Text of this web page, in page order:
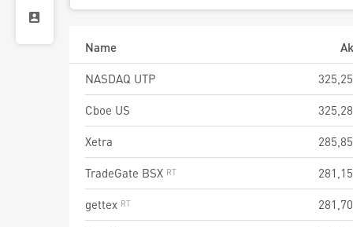
Name
NASDAQ UTP
325,25
Cboe US
325,28
Xetra
285,85
TradeGate BSX
281,15
gettex
281,70